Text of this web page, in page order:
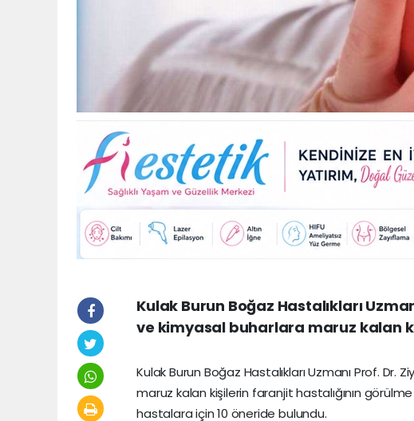
Kulak Burun Boğaz Hastalıkları
ve kimyasal buharlara maruz kalan
Kulak Burun Boğaz Hastalıkları Uzmanı Prof.
maruz kalan kişilerin faranjit hastalığının
hastalara için 10 öneride bulundu.